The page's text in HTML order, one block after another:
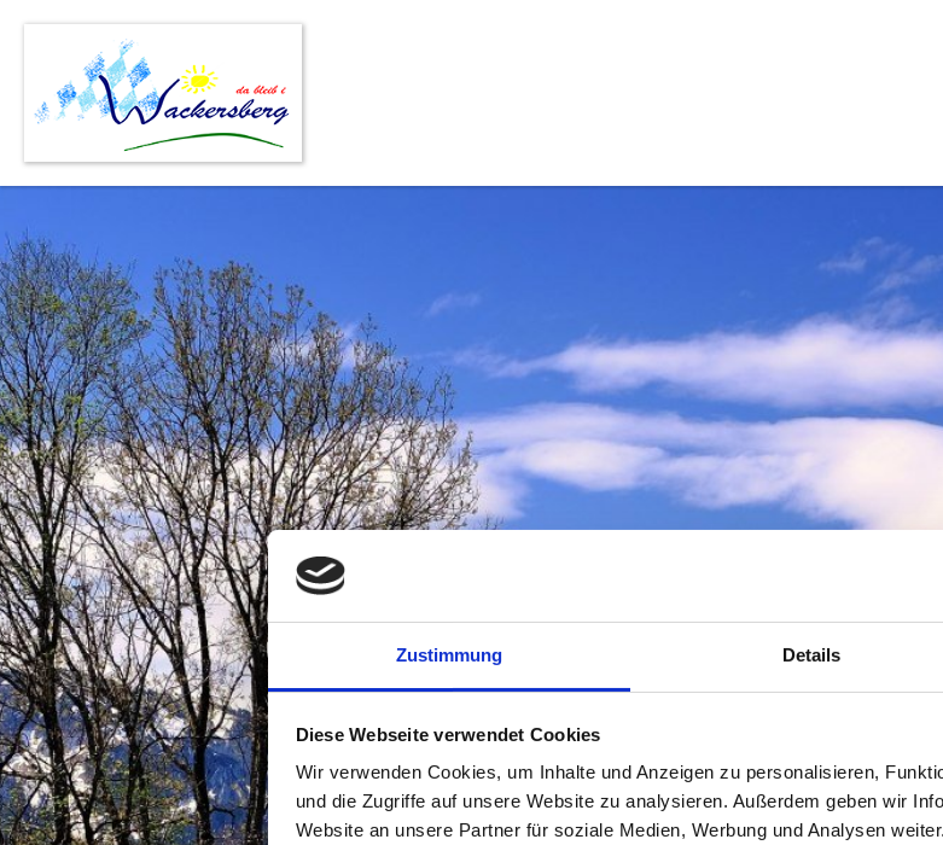
Zustimmung Details
Diese Webseite verwendet Cookies
Wir verwenden Cookies, um Inhalte und Anzeigen zu personalisieren,
und die Zugriffe auf unsere Website zu analysieren. Außerdem geben wir
Website an unsere Partner für soziale Medien, Werbung und Analysen